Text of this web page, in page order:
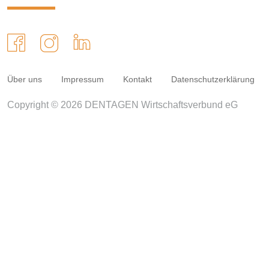
Über uns Impressum Kontakt Datenschutzerklärung
Copyright © 2026 DENTAGEN Wirtschaftsverbund eG